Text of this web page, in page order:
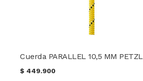
Cuerda PARALLEL 10,5 MM PETZL
$ 449.900